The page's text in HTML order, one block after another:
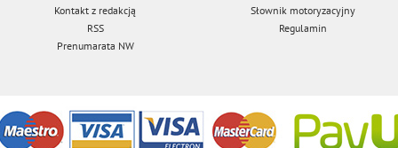
Kontakt z redakcją
Słownik motoryzacyjny
RSS
Regulamin
Prenumarata NW